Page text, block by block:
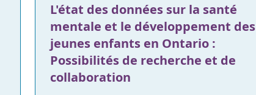
L'état des données sur la santé
mentale et le développement des
jeunes enfants en Ontario :
Possibilités de recherche et de
collaboration